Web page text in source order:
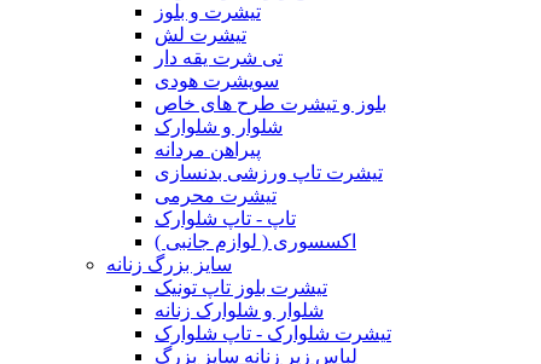
تیشرت و بلوز
تیشرت لش
تی شرت یقه دار
سویشرت هودی
بلوز و تیشرت طرح های خاص
شلوار و شلوارک
پیراهن مردانه
تیشرت تاپ ورزشی بدنسازی
تیشرت محرمی
تاپ - تاپ شلوارک
اکسسوری ( لوازم جانبی )
سایز بزرگ زنانه
تیشرت بلوز تاپ تونیک
شلوار و شلوارک زنانه
تیشرت شلوارک - تاپ شلوارک
لباس زیر زنانه سایز بزرگ